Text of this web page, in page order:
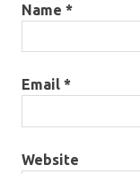
Name *
Email *
Website